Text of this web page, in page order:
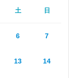
土 日
6 7
13 14